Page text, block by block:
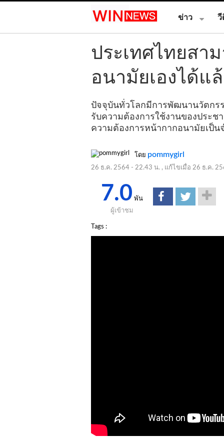
ข่าว วี
ประเทศไทยสา
อนามัยเองได้แ
ปัจจุบันทั่วโลกมีการพัฒนานวัตกร
รับความต้องการใช้งานของประช
ความต้องการหน้ากากอนามัยเป็
โดย pommygirl
26 ธ.ค. 2564 - 22.43 น. , แก้ไขเมื่อ 26 ธ.ค.
7.0 พัน
ผู้เข้าชม
Tags :